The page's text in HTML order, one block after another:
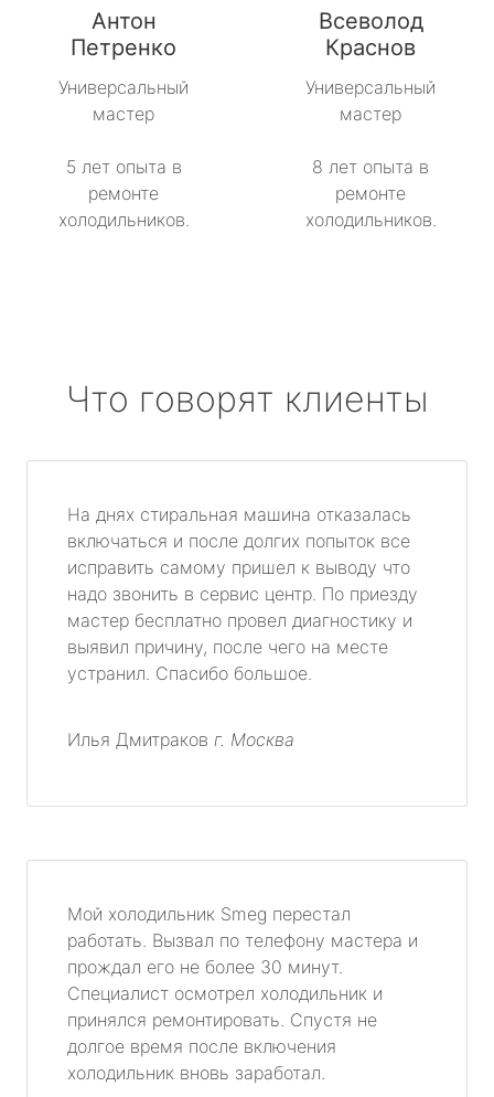
Антон
Петренко
Универсальный
мастер
5 лет опыта в
ремонте
холодильников.
Всеволод
Краснов
Универсальный
мастер
8 лет опыта в
ремонте
холодильников.
Что говорят клиенты
На днях стиральная машина отказалась
включаться и после долгих попыток все
исправить самому пришел к выводу что
надо звонить в сервис центр. По приезду
мастер бесплатно провел диагностику и
выявил причину, после чего на месте
устранил. Спасибо большое.
Илья Дмитраков г. Москва
Мой холодильник Smeg перестал
работать. Вызвал по телефону мастера и
прождал его не более 30 минут.
Специалист осмотрел холодильник и
принялся ремонтировать. Спустя не
долгое время после включения
холодильник вновь заработал.